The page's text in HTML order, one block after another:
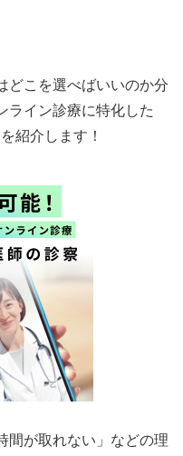
どこを選べばいいのか分
ライン診療に特化した
を紹介します！
間が取れない」などの理